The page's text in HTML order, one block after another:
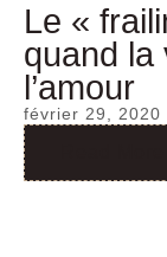
Le «
quand la
l’amour
février 29, 2020